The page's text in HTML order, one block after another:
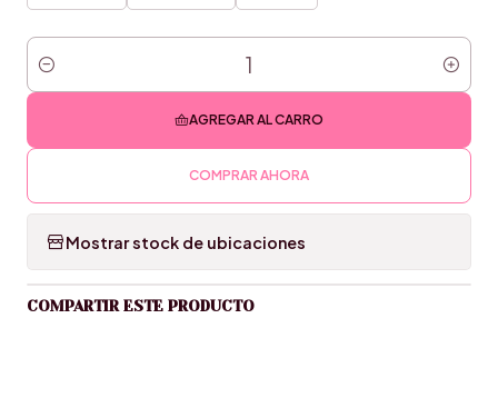
Cantidad
AGREGAR AL CARRO
COMPRAR AHORA
Mostrar stock de ubicaciones
COMPARTIR ESTE PRODUCTO